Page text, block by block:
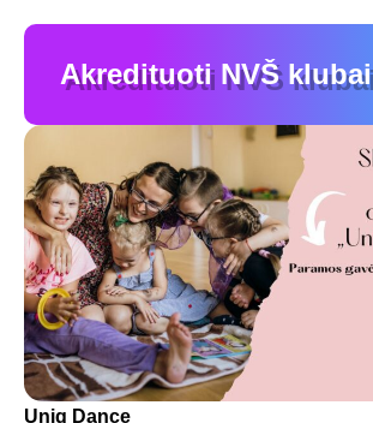
Akredituoti NVŠ klubai
Uniq Dance